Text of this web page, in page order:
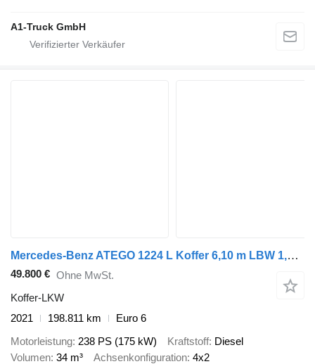
A1-Truck GmbH
Mercedes-Benz ATEGO 1224 L Koffer 6,10 m LBW 1,5 T*ADR
49.800 € Ohne MwSt.
Koffer-LKW
2021
198.811 km
Euro 6
Motorleistung 238 PS (175 kW) Kraftstoff Diesel
Volumen 34 m³ Achsenkonfiguration 4x2